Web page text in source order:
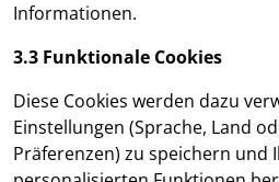
Informationen.
3.3 Funktionale Cookies
Diese Cookies werden dazu
Einstellungen (Sprache, Land
Präferenzen) zu speichern und